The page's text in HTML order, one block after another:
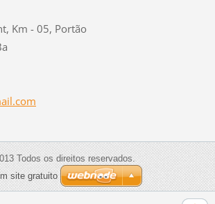
Km - 05, Portão
il.com
Todos os direitos reservados.
site gratuito